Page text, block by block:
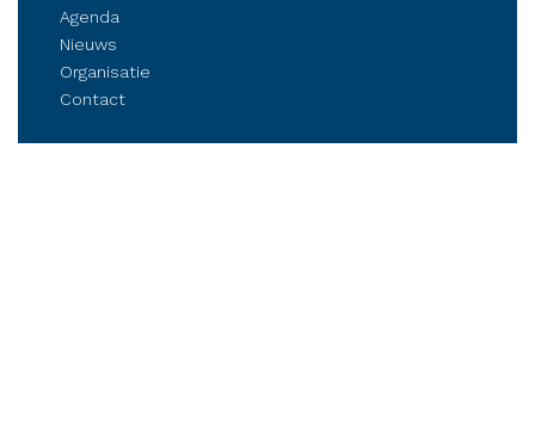
Agenda
Nieuws
Organisatie
Contact